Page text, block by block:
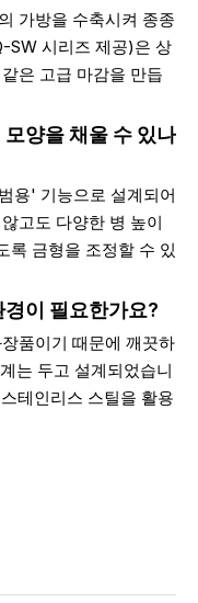
가방을 수축시켜 종종
SW 시리즈 제공)은 상
은 고급 마감을 만듭
양을 채울 수 있나
용' 기능으로 설계되어
고도 다양한 병 높이
록 금형을 조정할 수 있
이 필요한가요?
품이기 때문에 깨끗하
는 두고 설계되었습니
테인리스 스틸을 활용